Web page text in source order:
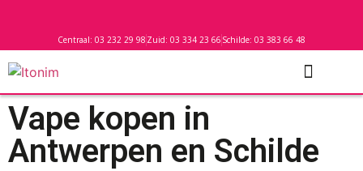
Centraal: 03 232 29 98 Zuid: 03 334 23 66 Schilde: 03 383 66 48
Vape kopen in
Antwerpen en Schilde